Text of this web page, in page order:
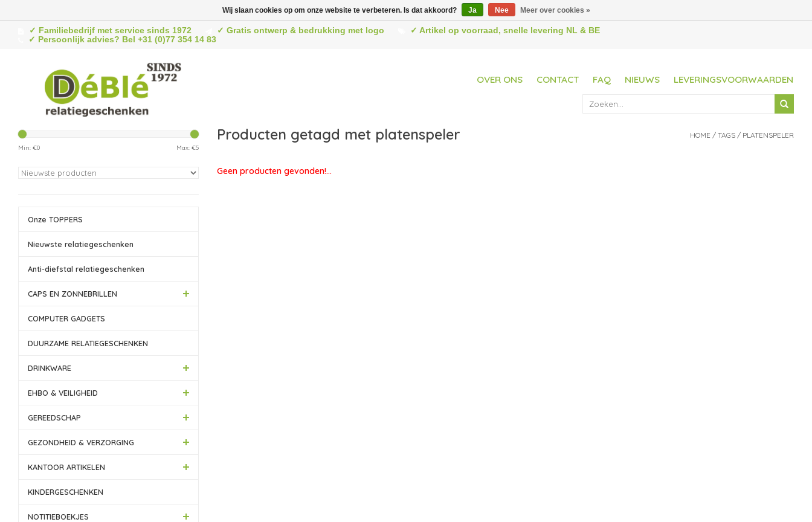
✓ Familiebedrijf met service sinds 1972 ✓ Gratis ontwerp & bedrukking met logo
✓ Artikel op voorraad, snelle levering NL & BE
✓ Persoonlijk advies? Bel +31 (0)77 354 14 83
OVER ONS CONTACT FAQ NIEUWS LEVERINGSVOORWAARDEN
Min: €0 Max: €5
Onze TOPPERS
Nieuwste relatiegeschenken
Anti-diefstal relatiegeschenken
CAPS EN ZONNEBRILLEN
COMPUTER GADGETS
DUURZAME RELATIEGESCHENKEN
DRINKWARE
EHBO & VEILIGHEID
GEREEDSCHAP
GEZONDHEID & VERZORGING
KANTOOR ARTIKELEN
KINDERGESCHENKEN
NOTITIEBOEKJES
Producten getagd met platenspeler HOME / TAGS / PLATENSPELER
Geen producten gevonden!...
Wij slaan cookies op om onze website te verbeteren. Is dat akkoord? Ja Nee Meer over cookies »